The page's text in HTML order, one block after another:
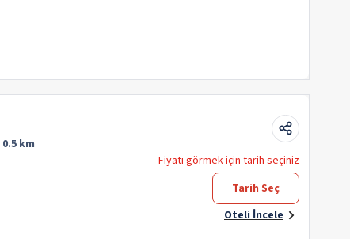
0.5 km
Fiyatı görmek için tarih seçiniz
Tarih Seç
Oteli İncele